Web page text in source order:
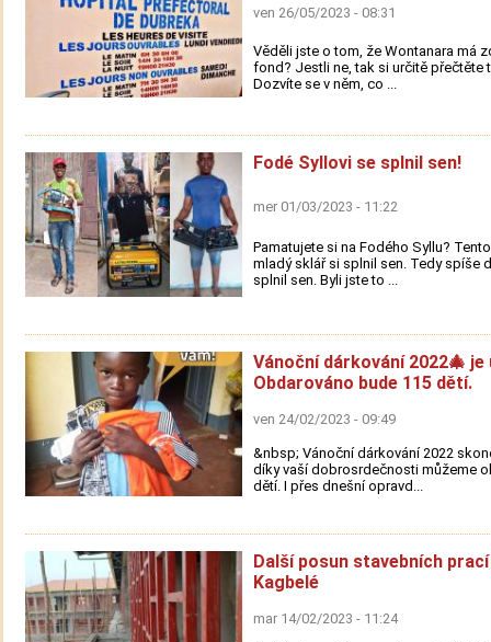
ven 26/05/2023 - 08:31
Věděli jste o tom, že Wontanara má
fond? Jestli ne, tak si určitě přečtěte
Dozvíte se v něm, co ...
Fodé Syllovi se splnil sen!
mer 01/03/2023 - 11:22
Pamatujete si na Fodého Syllu?
mladý sklář si splnil sen. Tedy spíše
splnil sen. Byli jste to ...
Vánoční dárkování 2022🎄 je
Obdarováno bude 115 dětí.
ven 24/02/2023 - 09:49
&nbsp; Vánoční dárkování 2022
díky vaší dobrosrdečnosti můžeme
dětí. I přes dnešní opravd...
Další posun stavebních
Kagbelé
mar 14/02/2023 - 11:24